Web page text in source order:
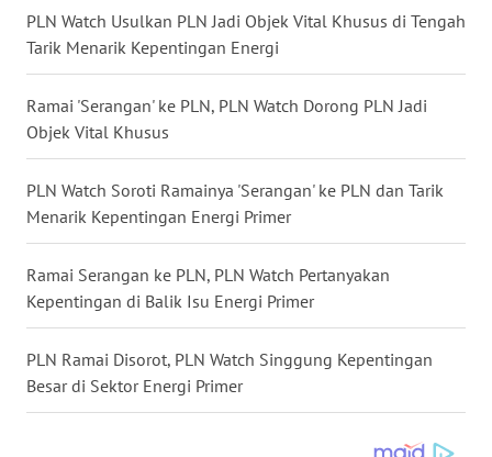
PLN Watch Usulkan PLN Jadi Objek Vital Khusus di Tengah
Tarik Menarik Kepentingan Energi
Ramai 'Serangan' ke PLN, PLN Watch Dorong PLN Jadi
Objek Vital Khusus
PLN Watch Soroti Ramainya 'Serangan' ke PLN dan Tarik
Menarik Kepentingan Energi Primer
Ramai Serangan ke PLN, PLN Watch Pertanyakan
Kepentingan di Balik Isu Energi Primer
PLN Ramai Disorot, PLN Watch Singgung Kepentingan
Besar di Sektor Energi Primer
WN
KALSEL
KALTIM
SULSEL
GORONTALO
WN